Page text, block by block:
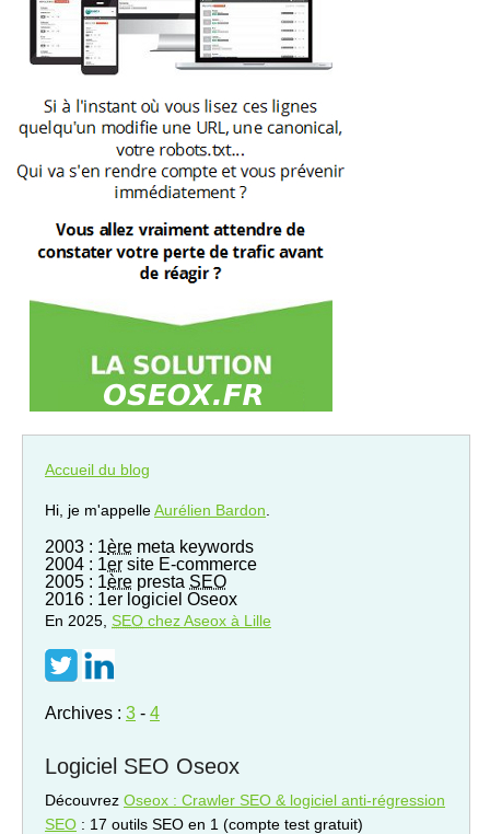
Accueil du blog
Hi, je m'appelleAurélien Bardon
2003 : 1ère meta keywords
2004 : 1er site E-commerce
2005 : 1ère presta SEO
2016 : 1er logiciel Oseox
En 2025, SEO chez Aseox à Lille
Archives : 3 - 4
Logiciel SEO Oseox
Découvrez Oseox : Crawler SEO & logiciel anti-régression
SEO : 17 outils SEO en 1 (compte test gratuit)